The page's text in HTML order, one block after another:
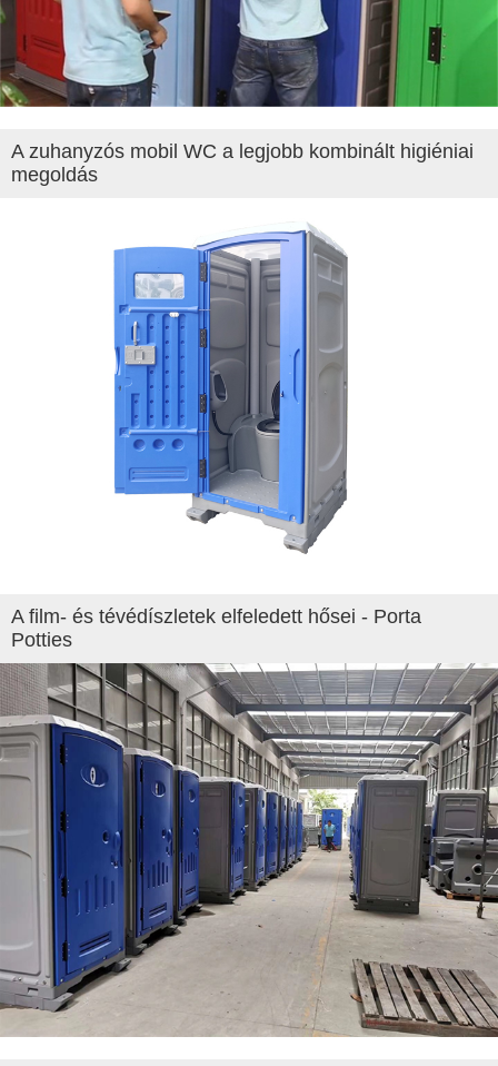
A zuhanyzós mobil WC a legjobb kombinált higiéniai
megoldás
A film- és tévédíszletek elfeledett hősei - Porta
Potties